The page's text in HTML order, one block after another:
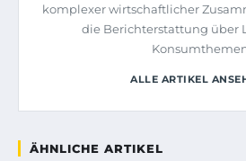
komplexer wirtschaftlicher
die Berichterstattung über
ALLE ARTIKEL
ÄHNLICHE ARTIKEL